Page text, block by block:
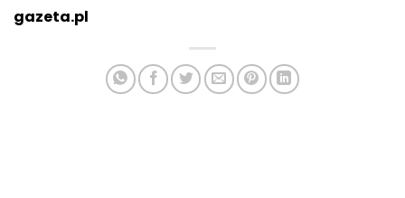
gazeta.pl